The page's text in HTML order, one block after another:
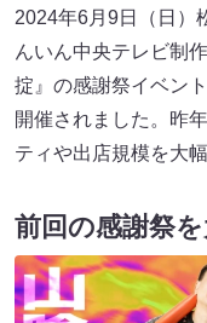
2024年6月9日（日）
んいん中央テレビ制
掟』の感謝祭イベン
開催されました。昨
ティや出店規模を大
前回の感謝祭